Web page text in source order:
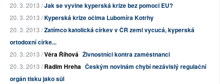
20. 3. 2013 /Jak se vyvine kyperská krize bez pomoci EU?
20. 3. 2013 /Kyperská krize očima Lubomíra Kotrhy
20. 3. 2013 /Zatímco katolická církev v ČR zemi vycucá, kyperská
ortodoxní círke...
20. 3. 2013 /Věra Říhová Živnostníci kontra zaměstnanci
20. 3. 2013 /Radim Hreha Českým novinám chybí nezávislý regulační
orgán tisku jako sůl